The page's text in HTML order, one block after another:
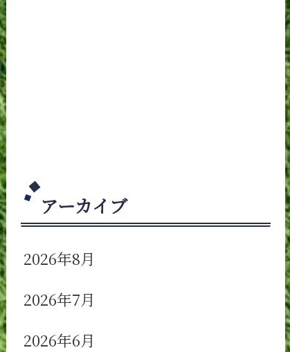
アーカイブ
2026年8月
2026年7月
2026年6月